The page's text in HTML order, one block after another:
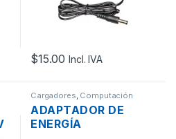
$15.00 Incl. IVA
Cargadores Computación
ADAPTADOR DE
ENERGÍA